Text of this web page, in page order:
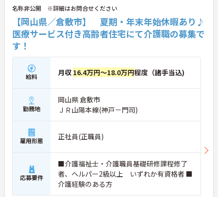
ひとつ☆
ご興味がある方は是非一度マイナビまでお問合せく
ださい！！
名称非公開 ※詳細はお問合せください
【岡山県／倉敷市】 夏期・年末年始休暇あり♪
医療サービス付き高齢者住宅にて介護職の募集で
す！
給料 月収 16.4万円～18.0万円程度（諸手当込)
勤務地
岡山県 倉敷市
ＪＲ山陽本線(神戸－門司)
雇用形態 正社員(正職員)
応募要件
■介護福祉士・介護職員基礎研修課程修了
者、ヘルパー2級以上 いずれか有資格者 ■
介護経験のある方